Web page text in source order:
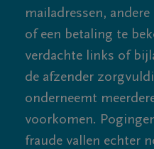
mailadressen,
of een betaling te
verdachte links of
de afzender
onderneemt
voorkomen.
fraude vallen echter